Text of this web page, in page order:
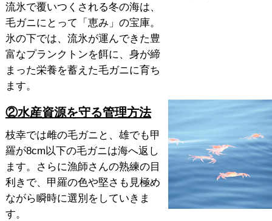
流氷で覆いつくされる冬の海は、
毛ガニにとって「恵み」の宝庫。
氷の下では、流氷が運んできた豊
富なプランクトンを餌に、身が締
まった栄養を蓄えた毛ガニに育ち
ます。
②水産資源を守る管理方法
枝幸では雌の毛ガニと、雄でも甲
羅が8cm以下の毛ガニは海へ返し
ます。さらに漁師さんの熟練の目
利きで、甲羅の色や堅さも見極め
ながら瞬時に選別をしていきま
す。